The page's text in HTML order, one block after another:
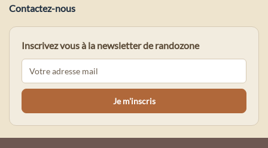
Contactez-nous
Inscrivez vous à la newsletter de randozone